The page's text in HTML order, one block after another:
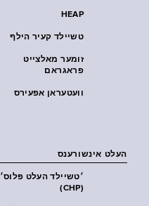
HEAP
טשיילד קעיר הילף
זומער מאלצייט
פראגראם
וועטעראן אפעירס
העלט אינשורענס
׳טשיילד העלט פּלוס׳
(CHP)